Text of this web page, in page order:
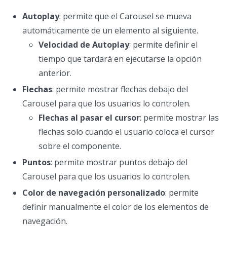
Autoplay: permite que el Carousel se mueva
automáticamente de un elemento al siguiente.
Velocidad de Autoplay: permite definir el
tiempo que tardará en ejecutarse la opción
anterior.
Flechas: permite mostrar flechas debajo del
Carousel para que los usuarios lo controlen.
Flechas al pasar el cursor: permite mostrar las
flechas solo cuando el usuario coloca el cursor
sobre el componente.
Puntos: permite mostrar puntos debajo del
Carousel para que los usuarios lo controlen.
Color de navegación personalizado: permite
definir manualmente el color de los elementos de
navegación.